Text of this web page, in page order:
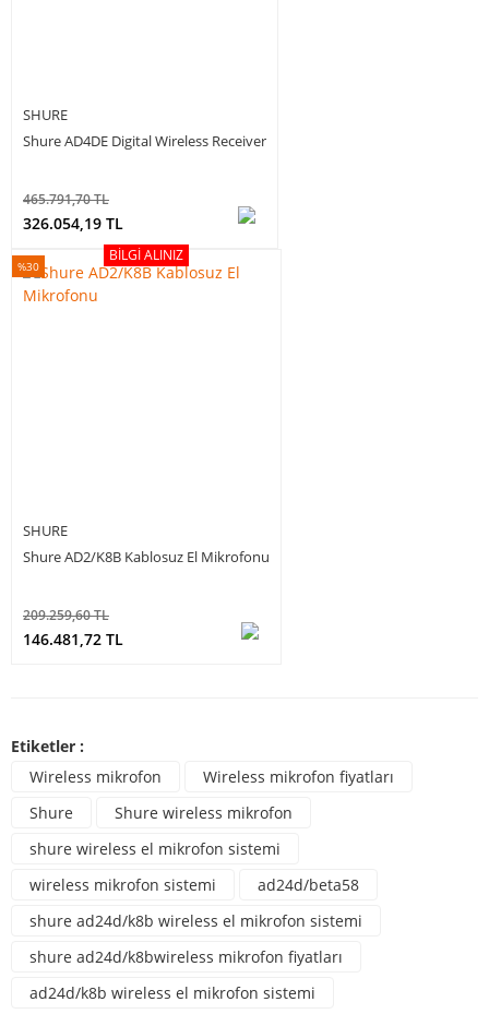
SHURE
Shure AD4DE Digital Wireless Receiver
465.791,70 TL
326.054,19 TL
BILGI ALINIZ
SHURE
Shure AD2/K8B Kablosuz El Mikrofonu
%30
209.259,60 TL
146.481,72 TL
Etiketler :
Wireless mikrofon
Wireless mikrofon fiyatları
Shure
Shure wireless mikrofon
shure wireless el mikrofon sistemi
wireless mikrofon sistemi
ad24d/beta58
shure ad24d/k8b wireless el mikrofon sistemi
shure ad24d/k8bwireless mikrofon fiyatları
ad24d/k8b wireless el mikrofon sistemi